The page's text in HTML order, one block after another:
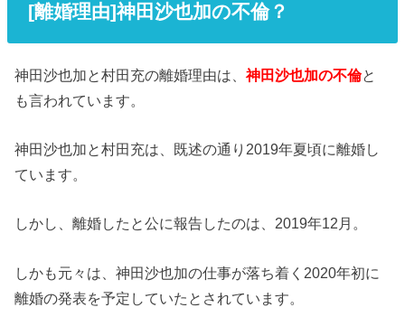
[離婚理由]神田沙也加の不倫？
神田沙也加と村田充の離婚理由は、神田沙也加の不倫と
も言われています。
神田沙也加と村田充は、既述の通り2019年夏頃に離婚し
ています。
しかし、離婚したと公に報告したのは、2019年12月。
しかも元々は、神田沙也加の仕事が落ち着く2020年初に
離婚の発表を予定していたとされています。